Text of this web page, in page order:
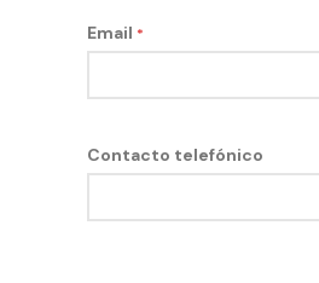
Email *
Contacto telefónico